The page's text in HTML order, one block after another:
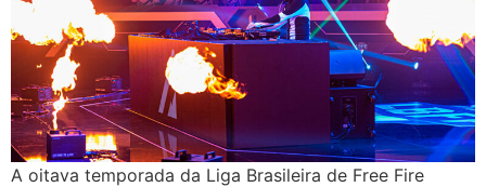
A oitava temporada da Liga Brasileira de Free Fire